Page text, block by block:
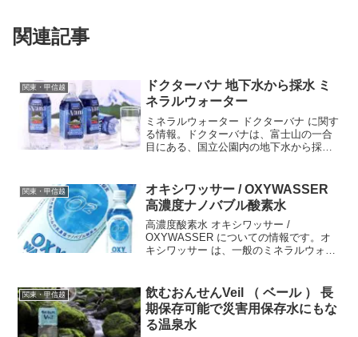
関連記事
関東・甲信越
ドクターバナ 地下水から採水 ミ
ネラルウォーター
ミネラルウォーター ドクターバナ に関す
る情報。ドクターバナは、富士山の一合
目にある、国立公園内の地下水から採水
ます。□名称ナチュラルミネラルウォータ
ー□原材料深井戸水...
関東・甲信越
オキシワッサー / OXYWASSER
高濃度ナノバブル酸素水
高濃度酸素水 オキシワッサー /
OXYWASSER についての情報です。オ
キシワッサー は、一般のミネラルウォー
の酸素水の中では最も酸素濃度が高く、
一般のミネラ...
関東・甲信越
飲むおんせんVeil （ ベール ） 長
期保存可能で災害用保存水にもな
る温泉水